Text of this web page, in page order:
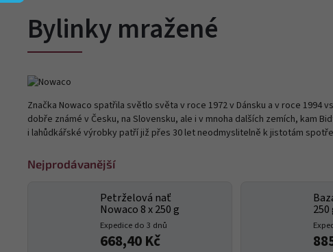
Bylinky mražené
Značka Nowaco spatřila světlo světa v roce 1972 v Dánsku a v roce
dobře známé v Česku, na Slovensku, ale i v mnoha dalších zemích, kam
i lahůdkářské výrobky patří již přes 30 let neodmyslitelně k jistotám
Nejprodávanější
Petrželová nať
Nowaco 8 x 250 g
Expedice do 3 dnů
668,40 Kč
250